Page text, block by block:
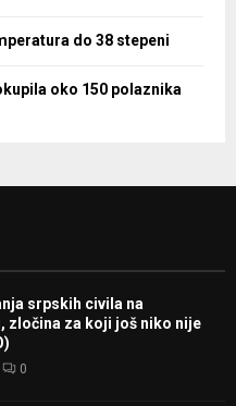
do 38 stepeni
oko 150 polaznika
srpskih civila na
zločina za koji još niko nije
0